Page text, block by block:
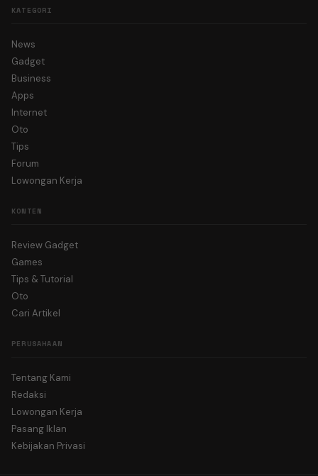
KATEGORI
News
Gadget
Business
Apps
Internet
Oto
Tips
Forum
Lowongan Kerja
KONTEN
Review Gadget
Games
Tips & Tutorial
Oto
Cari Artikel
PERUSAHAAN
Tentang Kami
Redaksi
Lowongan Kerja
Pasang Iklan
Kebijakan Privasi